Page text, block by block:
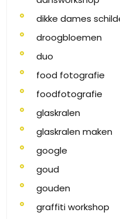
dikke dames
droogbloemen
duo
food fotografie
foodfotografie
glaskralen
glaskralen maken
google
goud
gouden
graffiti workshop